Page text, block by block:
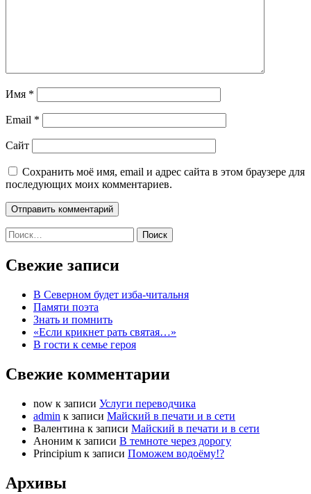
Имя *
Email *
Сайт
Сохранить моё имя, email и адрес сайта в этом браузере для
последующих моих комментариев.
Найти:
Свежие записи
В Северном будет изба-читальня
Памяти поэта
Знать и помнить
«Если крикнет рать святая…»
В гости к семье героя
Свежие комментарии
now к записи Услуги переводчика
admin к записи Майский в печати и в сети
Валентина к записи Майский в печати и в сети
Аноним к записи В темноте через дорогу
Principium к записи Поможем водоёму!?
Архивы